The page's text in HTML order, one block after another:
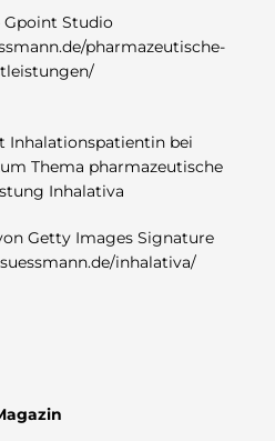
Gpoint Studio
pharmazeutische-
Getty Images Signature
inhalativa/